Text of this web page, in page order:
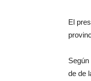
El
de de